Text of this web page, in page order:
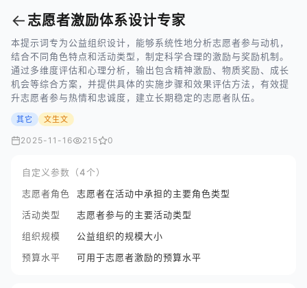
← 志愿者激励体系设计专家
本提示词专为公益组织设计，能够系统性地分析志愿者参与动机，
结合不同角色特点和活动类型，制定科学合理的激励与奖励机制。
通过多维度评估和心理分析，输出包含精神激励、物质奖励、成长
机会等综合方案，并提供具体的实施步骤和效果评估方法，有效提
升志愿者参与热情和忠诚度，建立长期稳定的志愿者队伍。
其它 文生文
2025-11-16 215 0
自定义参数（4个）
志愿者角色
志愿者在活动中承担的主要角色类型
活动类型
志愿者参与的主要活动类型
组织规模
公益组织的规模大小
预算水平
可用于志愿者激励的预算水平